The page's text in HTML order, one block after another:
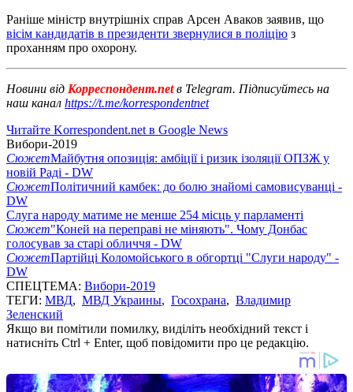
Раніше міністр внутрішніх справ Арсен Аваков заявив, що
вісім кандидатів в президенти звернулися в поліцію з
проханням про охорону.
Новини від Корреспондент.netв Telegram. Підписуйтесь на
наш канал https://t.me/korrespondentnet
Читайте Korrespondent.net в Google News
Вибори-2019
СюжетМайбутня опозиція: амбіції і ризик ізоляції ОПЗЖ у
новій Раді - DW
СюжетПолітичний камбек: до болю знайомі самовисуванці -
DW
Слуга народу матиме не менше 254 місць у парламенті
Сюжет"Коней на переправі не міняють". Чому Донбас
голосував за старі обличчя - DW
СюжетПартійці Коломойського в обгортці "Слуги народу" -
DW
СПЕЦТЕМА: Вибори-2019
ТЕГИ: МВД, МВД Украины, Госохрана, Владимир
Зеленский
Якщо ви помітили помилку, виділіть необхідний текст і
натисніть Ctrl + Enter, щоб повідомити про це редакцію.